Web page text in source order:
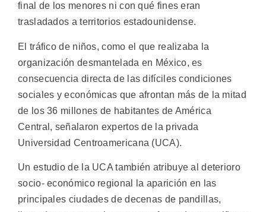
final de los menores ni con qué fines eran
trasladados a territorios estadounidense.
El tráfico de niños, como el que realizaba la
organización desmantelada en México, es
consecuencia directa de las difíciles condiciones
sociales y económicas que afrontan más de la mitad
de los 36 millones de habitantes de América
Central, señalaron expertos de la privada
Universidad Centroamericana (UCA).
Un estudio de la UCA también atribuye al deterioro
socio- económico regional la aparición en las
principales ciudades de decenas de pandillas,